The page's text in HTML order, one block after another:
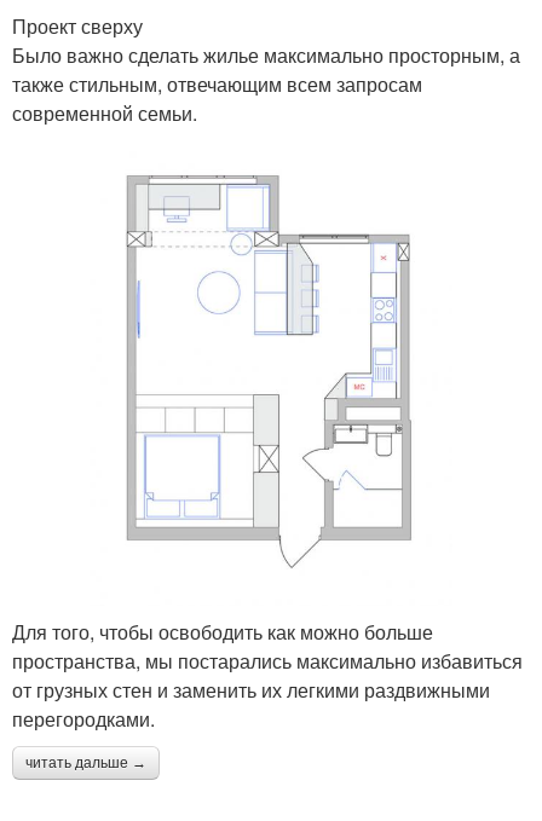
Проект сверху
Было важно сделать жилье максимально просторным, а
также стильным, отвечающим всем запросам
современной семьи.
Для того, чтобы освободить как можно больше
пространства, мы постарались максимально избавиться
от грузных стен и заменить их легкими раздвижными
перегородками.
читать дальше →